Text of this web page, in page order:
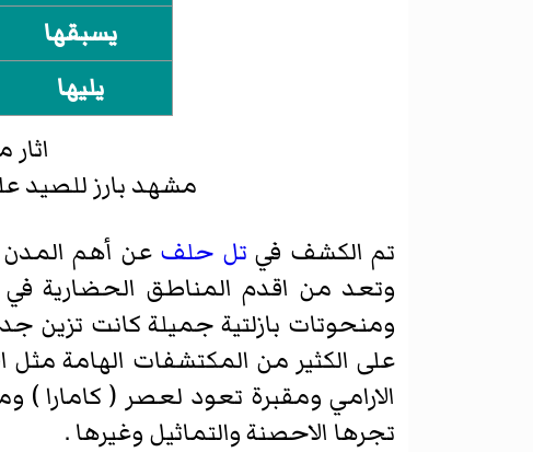
يسبقها
يليها
مشهد بارز للصيد
تم الكشف في تل حلف عن أهم المدن
وتعد من اقدم المناطق الحضارية في
ومنحوتات بازلتية جميلة كانت تزين
على الكثير من المكتشفات الهامة مثل
الارامي ومقبرة تعود لعصر ( كامارا
تجرها الاحصنة والتماثيل وغيرها .